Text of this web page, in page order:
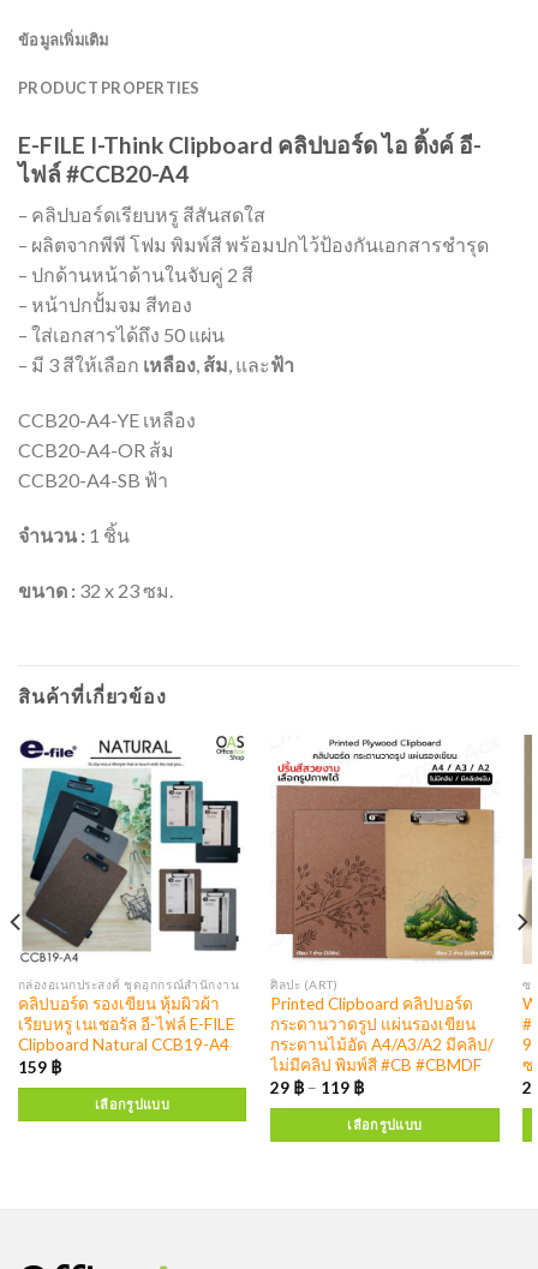
ข้อมูลเพิ่มเติม
PRODUCT PROPERTIES
E-FILE I-Think Clipboard คลิปบอร์ด ไอ ติ้งค์ อี-
ไฟล์ #CCB20-A4
– คลิปบอร์ดเรียบหรู สีสันสดใส
– ผลิตจากพีพี โฟม พิมพ์สี พร้อมปกไว้ป้องกันเอกสารชำรุด
– ปกด้านหน้าด้านในจับคู่ 2 สี
– หน้าปกปั้มจม สีทอง
– ใส่เอกสารได้ถึง 50 แผ่น​
– มี 3 สีให้เลือก เหลือง, ส้ม, และฟ้า
CCB20-A4-YE เหลือง
CCB20-A4-OR ส้ม
CCB20-A4-SB ฟ้า
จำนวน : 1 ชิ้น
ขนาด : 32 x 23 ซม.
สินค้าที่เกี่ยวข้อง
กล่องอเนกประสงค์ ชุดอุกกรณ์สำนักงาน
คลิปบอร์ด รองเขียน หุ้มผิวผ้า
เรียบหรู เนเชอรัล อี-ไฟล์ E-FILE
Clipboard Natural CCB19-A4
159 ฿
เลือกรูปแบบ
ศิลปะ (ART)
Printed Clipboard คลิปบอร์ด
กระดานวาดรูป แผ่นรองเขียน
กระดานไม้อัด A4/A3/A2 มีคลิป/
ไม่มีคลิป พิมพ์สี #CB #CBMDF
29 ฿ – 119 ฿
เลือกรูปแบบ
ซ